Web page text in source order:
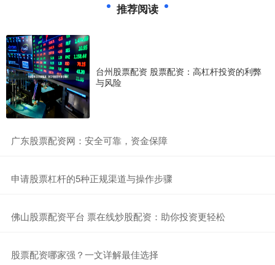
推荐阅读
台州股票配资 股票配资：高杠杆投资的利弊
与风险
​广东股票配资网：安全可靠，资金保障
​申请股票杠杆的5种正规渠道与操作步骤
​佛山股票配资平台 票在线炒股配资：助你投资更轻松
​股票配资哪家强？一文详解最佳选择